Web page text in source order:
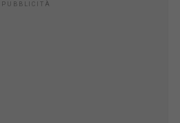
PUBBLICITÀ